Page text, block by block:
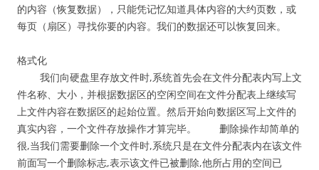
的内容（恢复数据），只能凭记忆知道具体内容的大约页数，或
每页（扇区）寻找你要的内容。我们的数据还可以恢复回来。
格式化
我们向硬盘里存放文件时,系统首先会在文件分配表内写上文
件名称、大小，并根据数据区的空闲空间在文件分配表上继续写
上文件内容在数据区的起始位置。然后开始向数据区写上文件的
真实内容，一个文件存放操作才算完毕。 删除操作却简单的
很,当我们需要删除一个文件时,系统只是在文件分配表内在该文件
前面写一个删除标志,表示该文件已被删除,他所占用的空间已